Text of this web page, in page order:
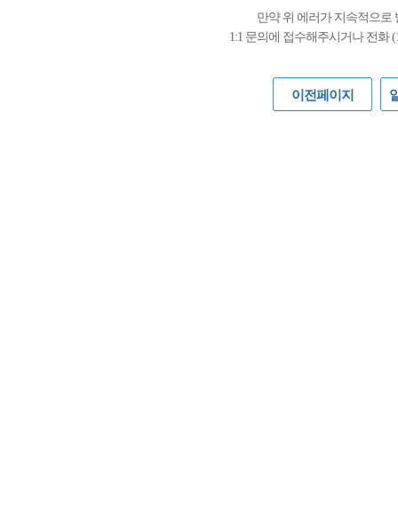
만약 위 에러가 지속적으로
1:1 문의에 접수해주시거나 전화 (
이전페이지